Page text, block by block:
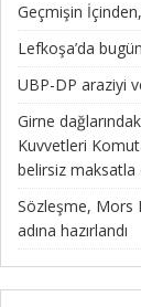
Geçmişin
Lefkoşa’da
UBP-DP araziyi
Girne
Kuvvetleri
belirsiz maksatla
Sözleşme, Mors
adına hazırlandı